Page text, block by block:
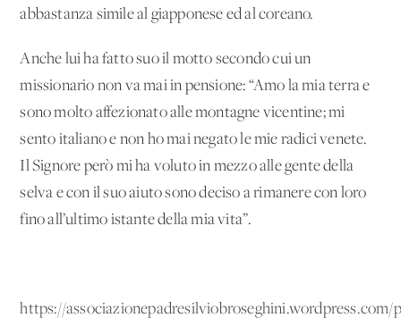
abbastanza simile al giapponese ed al coreano.
Anche lui ha fatto suo il motto secondo cui un
missionario non va mai in pensione: “Amo la mia terra e
sono molto affezionato alle montagne vicentine; mi
sento italiano e non ho mai negato le mie radici venete.
Il Signore però mi ha voluto in mezzo alle gente della
selva e con il suo aiuto sono deciso a rimanere con loro
fino all’ultimo istante della mia vita”.
https://associazionepadresilviobroseghini.wordpress.com/